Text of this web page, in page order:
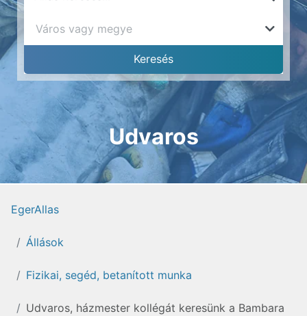
Udvaros
EgerAllas
Állások
Fizikai, segéd, betanított munka
Udvaros, házmester kollégát keresünk a Bambara